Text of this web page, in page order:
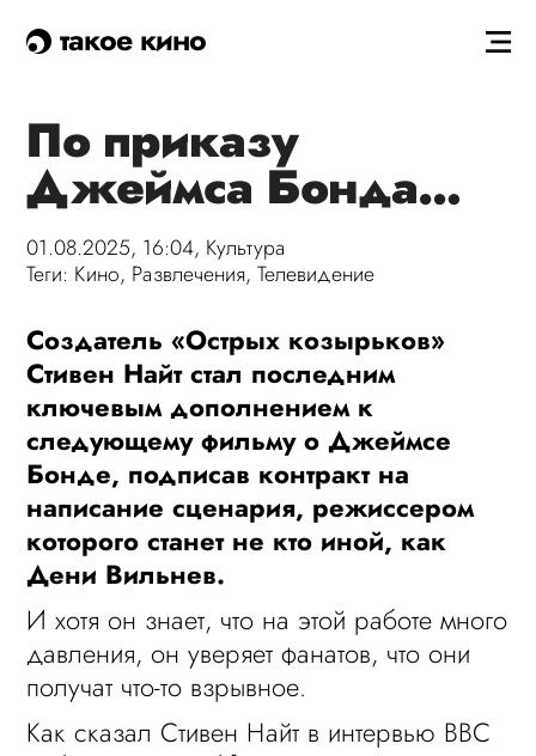
такое кино
По приказу
Джеймса Бонда…
01.08.2025, 16:04, Культура
Теги: Кино, Развлечения,Телевидение
Создатель «Острых козырьков»
Стивен Найт стал последним
ключевым дополнением к
следующему фильму о Джеймсе
Бонде, подписав контракт на
написание сценария, режиссером
которого станет не кто иной, как
Дени Вильнев.
И хотя он знает, что на этой работе много
давления, он уверяет фанатов, что они
получат что-то взрывное.
Как сказал Стивен Найт в интервью BBC